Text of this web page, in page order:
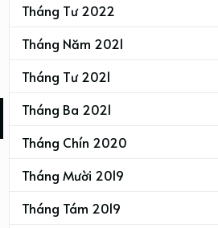
Tháng Tư 2022
Tháng Năm 2021
Tháng Tư 2021
Tháng Ba 2021
Tháng Chín 2020
Tháng Mười 2019
Tháng Tám 2019